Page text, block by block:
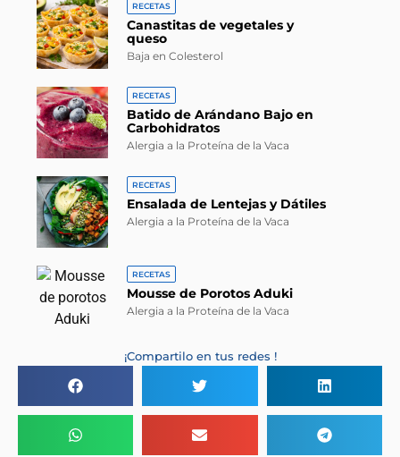
RECETAS
Canastitas de vegetales y
queso
Baja en Colesterol
RECETAS
Batido de Arándano Bajo en
Carbohidratos
Alergia a la Proteína de la Vaca
RECETAS
Ensalada de Lentejas y Dátiles
Alergia a la Proteína de la Vaca
RECETAS
Mousse de Porotos Aduki
Alergia a la Proteína de la Vaca
¡Compartilo en tus redes !